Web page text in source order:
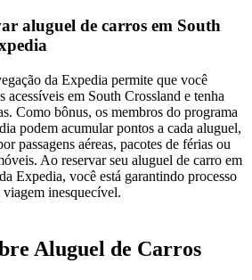
aluguel de carros em South
da Expedia permite que você
acessíveis em South Crossland e tenha
Como bônus, os membros do programa
podem acumular pontos a cada aluguel,
passagens aéreas, pacotes de férias ou
Ao reservar seu aluguel de carro em
Expedia, você está garantindo processo
viagem inesquecível.
Aluguel de Carros